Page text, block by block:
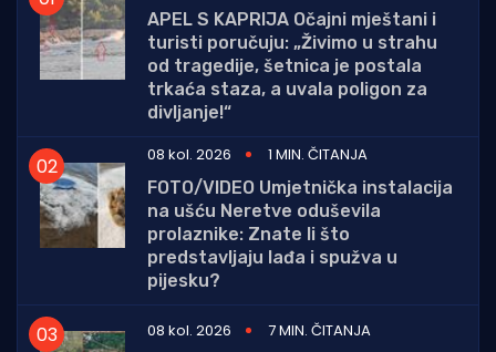
APEL S KAPRIJA Očajni mještani i
turisti poručuju: „Živimo u strahu
od tragedije, šetnica je postala
trkaća staza, a uvala poligon za
divljanje!“
08 kol. 2026
1 MIN. ČITANJA
FOTO/VIDEO Umjetnička instalacija
na ušću Neretve oduševila
prolaznike: Znate li što
predstavljaju lađa i spužva u
pijesku?
08 kol. 2026
7 MIN. ČITANJA